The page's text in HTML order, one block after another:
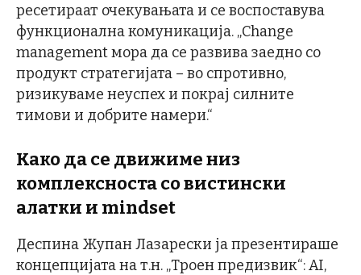
ресетираат очекувањата и се воспоставува
функционална комуникација. „Change
management мора да се развива заедно со
продукт стратегијата – во спротивно,
ризикуваме неуспех и покрај силните
тимови и добрите намери.“
Како да се движиме низ
комплексноста со вистински
алатки и mindset
Деспина Жупан Лазарески ја презентираше
концепцијата на т.н. „Троен предизвик“: AI,